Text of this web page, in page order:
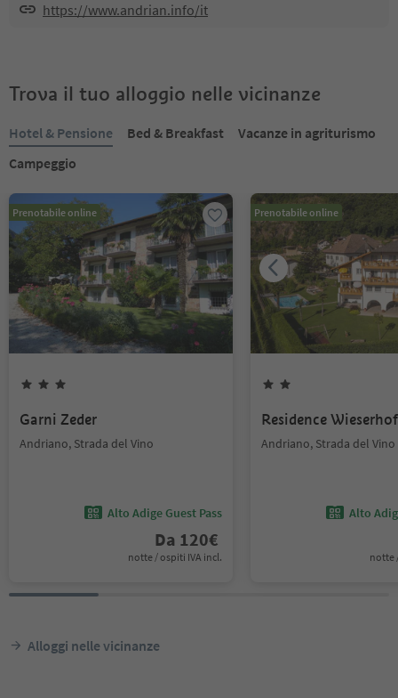
https://www.andrian.info/it
Trova il tuo alloggio nelle vicinanze
Hotel & Pensione Bed & Breakfast
Vacanze in agriturismo
Campeggio
Prenotabile online
Garni Zeder
Andriano, Strada del Vino
Alto Adige Guest Pass
Da 120€
notte / ospiti IVA incl.
Prenotabile online
Residence Wieserhof
Andriano, Strada del Vino
Alto
notte
Alloggi nelle vicinanze